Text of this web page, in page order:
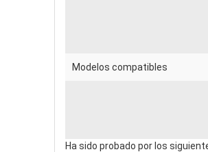
Modelos compatibles
Ha sido probado por los